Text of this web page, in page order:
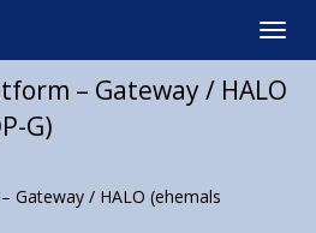
– Gateway / HALO
G)
Gateway / HALO (ehemals